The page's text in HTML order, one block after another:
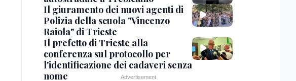
Il giuramento dei nuovi agenti di
Polizia della scuola "Vincenzo
Raiola" di Trieste
Il prefetto di Trieste alla
conferenza sul protocollo per
l'identificazione dei cadaveri senza
nome